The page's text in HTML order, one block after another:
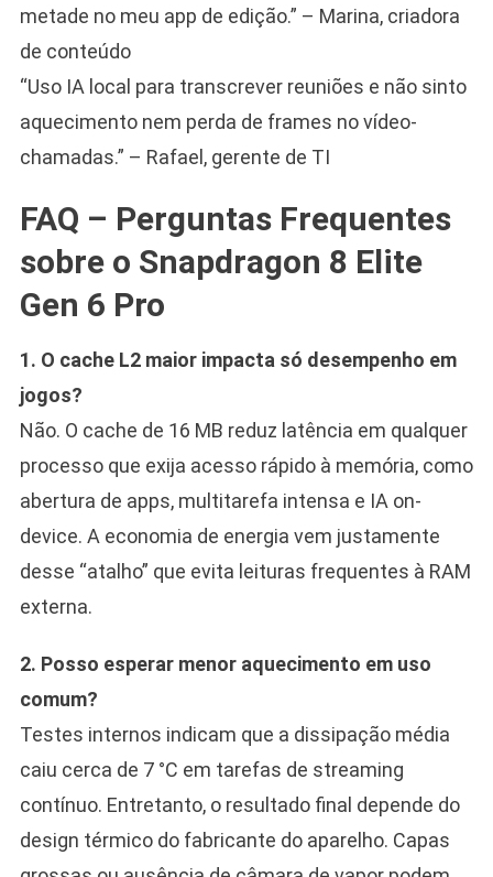
metade no meu app de edição.” – Marina, criadora
de conteúdo
“Uso IA local para transcrever reuniões e não sinto
aquecimento nem perda de frames no vídeo-
chamadas.” – Rafael, gerente de TI
FAQ – Perguntas Frequentes
sobre o Snapdragon 8 Elite
Gen 6 Pro
1. O cache L2 maior impacta só desempenho em
jogos?
Não. O cache de 16 MB reduz latência em qualquer
processo que exija acesso rápido à memória, como
abertura de apps, multitarefa intensa e IA on-
device. A economia de energia vem justamente
desse “atalho” que evita leituras frequentes à RAM
externa.
2. Posso esperar menor aquecimento em uso
comum?
Testes internos indicam que a dissipação média
caiu cerca de 7 °C em tarefas de streaming
contínuo. Entretanto, o resultado final depende do
design térmico do fabricante do aparelho. Capas